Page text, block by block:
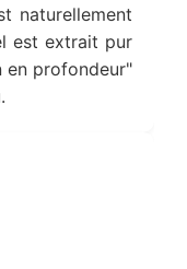
naturellement
est extrait pur
en profondeur"